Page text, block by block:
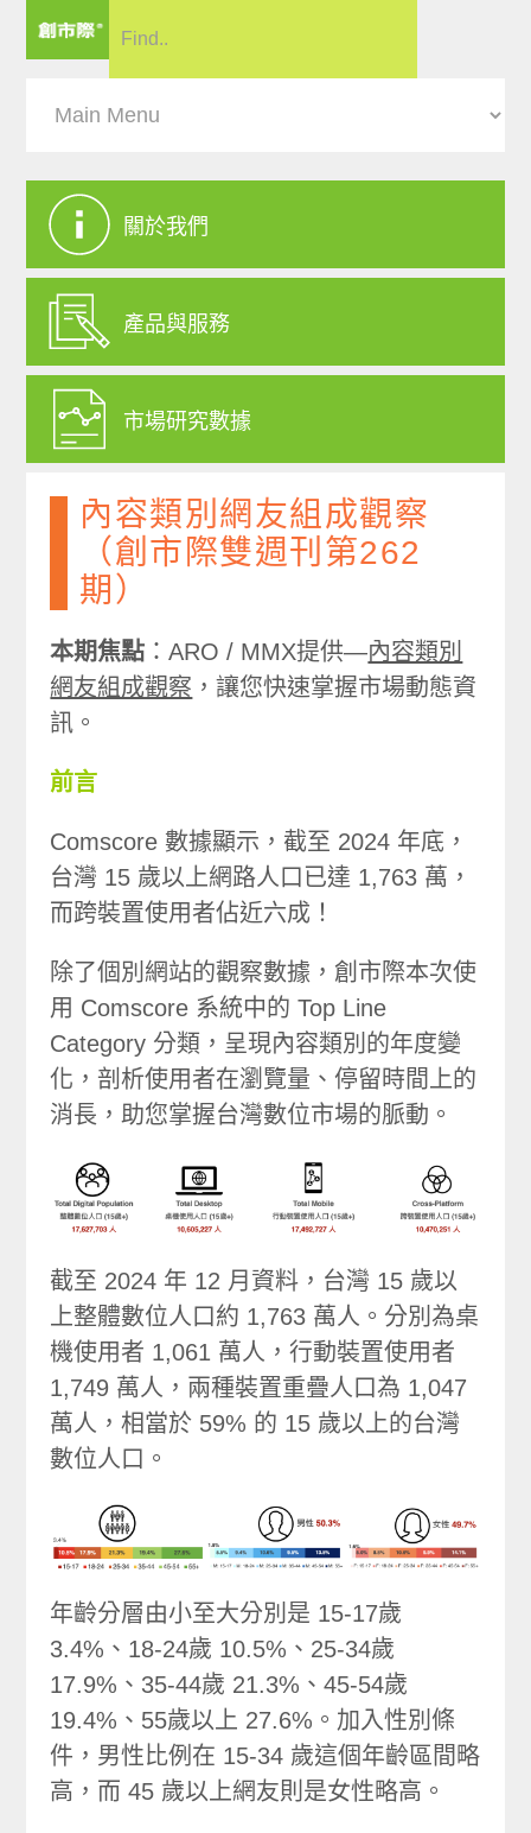
關於我們
產品與服務
市場研究數據
內容類別網友組成觀察
（創市際雙週刊第262
期）
本期焦點 ：ARO / MMX提供—內容類別
網友組成觀察 ，讓您快速掌握市場動態資
訊。
前言
Comscore 數據顯示，截至 2024 年底，
台灣 15 歲以上網路人口已達 1,763 萬，
而跨裝置使用者佔近六成！
除了個別網站的觀察數據，創市際本次使
用 Comscore 系統中的 Top Line
Category 分類，呈現內容類別的年度變
化，剖析使用者在瀏覽量、停留時間上的
消長，助您掌握台灣數位市場的脈動。
截至 2024 年 12 月資料，台灣 15 歲以
上整體數位人口約 1,763 萬人。分別為桌
機使用者 1,061 萬人，行動裝置使用者
1,749 萬人，兩種裝置重疊人口為 1,047
萬人，相當於 59% 的 15 歲以上的台灣
數位人口。
年齡分層由小至大分別是 15-17歲
3.4%、18-24歲 10.5%、25-34歲
17.9%、35-44歲 21.3%、45-54歲
19.4%、55歲以上 27.6%。加入性別條
件，男性比例在 15-34 歲這個年齡區間略
高，而 45 歲以上網友則是女性略高。